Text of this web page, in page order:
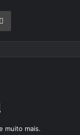
Imprimir
muito mais.